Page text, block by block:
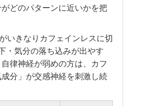
どのパターンに近いかを把
いきなりカフェインレスに切
・気分の落ち込みが出やす
律神経が弱めの方は、カフ
分」が交感神経を刺激し続